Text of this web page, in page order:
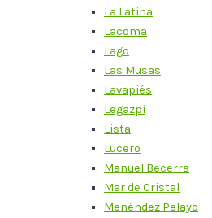
La Latina
Lacoma
Lago
Las Musas
Lavapiés
Legazpi
Lista
Lucero
Manuel Becerra
Mar de Cristal
Menéndez Pelayo